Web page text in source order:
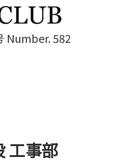
Number. 582
工事部